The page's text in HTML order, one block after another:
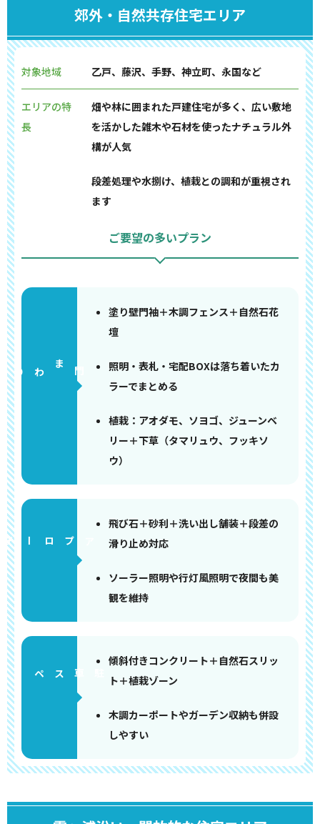
郊外・自然共存住宅エリア
対象地域 乙戸、藤沢、手野、神立町、永国など
エリアの特
長
畑や林に囲まれた戸建住宅が多く、広い敷地
を活かした雑木や石材を使ったナチュラル外
構が人気
段差処理や水捌け、植栽との調和が重視され
ます
ご要望の多いプラン
門まわり
塗り壁門袖＋木調フェンス＋自然石花
壇
照明・表札・宅配BOXは落ち着いたカ
ラーでまとめる
植栽：アオダモ、ソヨゴ、ジューンベ
リー＋下草（タマリュウ、フッキソ
ウ）
アプローチ
飛び石＋砂利＋洗い出し舗装＋段差の
滑り止め対応
ソーラー照明や行灯風照明で夜間も美
観を維持
傾斜付きコンクリート＋自然石スリッ
ト＋植栽ゾーン
木調カーポートやガーデン収納も併設
しやすい